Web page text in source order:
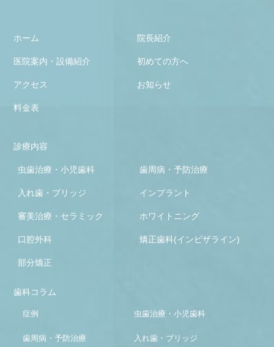
ホーム 院長紹介
医院案内・設備紹介 初めての方へ
アクセス お知らせ
料金表
診療内容
虫歯治療・小児歯科 歯周病・予防治療
入れ歯・ブリッジ インプラント
審美治療・セラミック ホワイトニング
口腔外科 矯正歯科(インビザライン)
部分矯正
歯科コラム
症例 虫歯治療・小児歯科
歯周病・予防治療 入れ歯・ブリッジ